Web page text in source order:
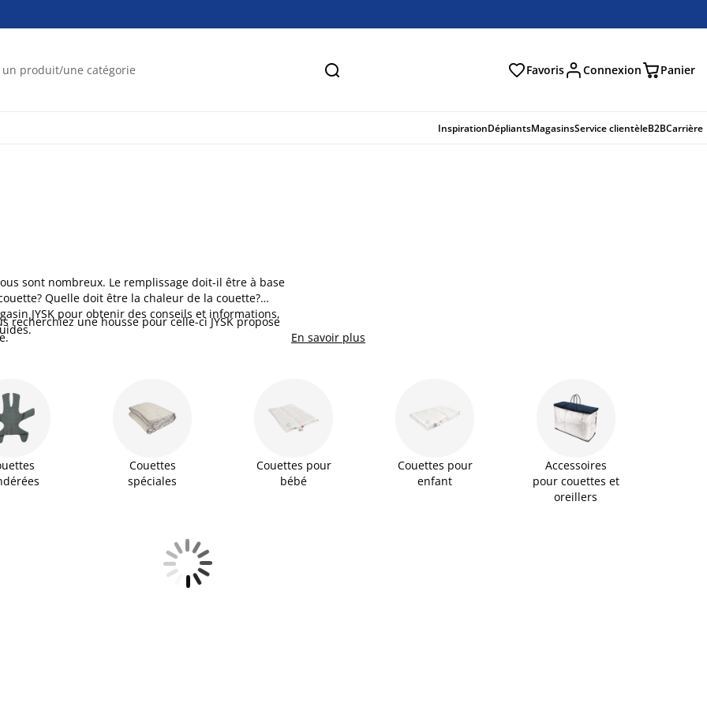
Recherche Favoris Connexion Panier
InspirationDépliantsMagasinsService clientèleB2BCarrière
sont nombreux. Le remplissage doit-il être à base
Quelle doit être la chaleur de la couette?
JYSK pour obtenir des conseils et informations,
recherchiez une housse pour celle-ci JYSK propose
En savoir plus
Couettes
spéciales
Couettes pour
bébé
Couettes pour
enfant
Accessoires
pour couettes et
oreillers